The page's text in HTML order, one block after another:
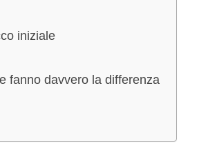
iniziale
fanno davvero la differenza